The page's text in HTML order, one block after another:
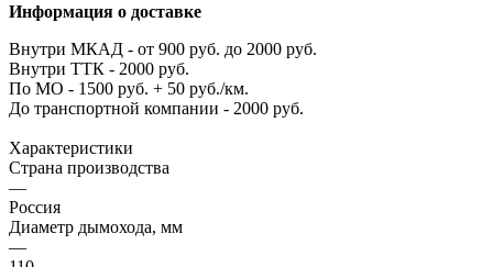
Информация о доставке
Внутри МКАД - от 900 руб. до 2000 руб.
Внутри ТТК - 2000 руб.
По МО - 1500 руб. + 50 руб./км.
До транспортной компании - 2000 руб.
Характеристики
Страна производства
—
Россия
Диаметр дымохода, мм
—